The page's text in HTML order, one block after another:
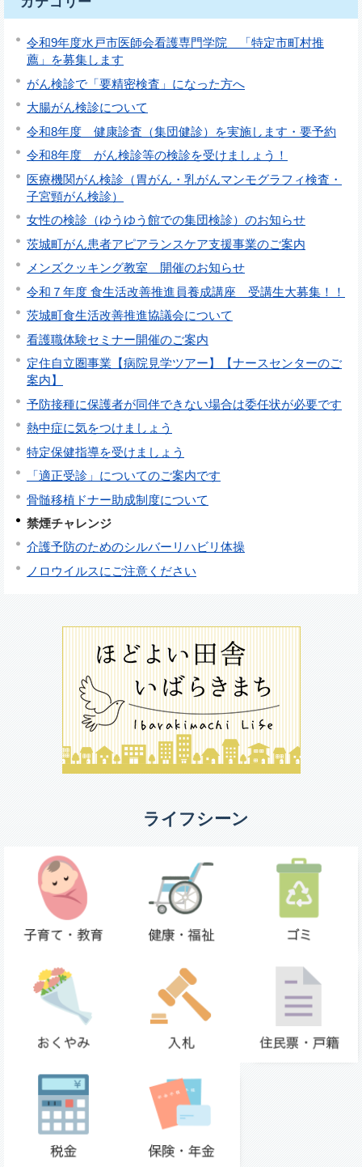
令和9年度水戸市医師会看護専門学院 「特定市町村推
薦」を募集します
がん検診で「要精密検査」になった方へ
大腸がん検診について
令和8年度 健康診査（集団健診）を実施します・要予約
令和8年度 がん検診等の検診を受けましょう！
医療機関がん検診（胃がん・乳がんマンモグラフィ検査・
子宮頸がん検診）
女性の検診（ゆうゆう館での集団検診）のお知らせ
茨城町がん患者アピアランスケア支援事業のご案内
メンズクッキング教室 開催のお知らせ
令和７年度 食生活改善推進員養成講座 受講生大募集！！
茨城町食生活改善推進協議会について
看護職体験セミナー開催のご案内
定住自立圏事業【病院見学ツアー】【ナースセンターのご
案内】
予防接種に保護者が同伴できない場合は委任状が必要です
熱中症に気をつけましょう
特定保健指導を受けましょう
「適正受診」についてのご案内です
骨髄移植ドナー助成制度について
禁煙チャレンジ
介護予防のためのシルバーリハビリ体操
ノロウイルスにご注意ください
ライフシーン